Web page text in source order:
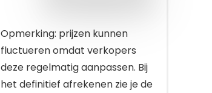
Opmerking: prijzen kunnen
fluctueren omdat verkopers
deze regelmatig aanpassen. Bij
het definitief afrekenen zie je de